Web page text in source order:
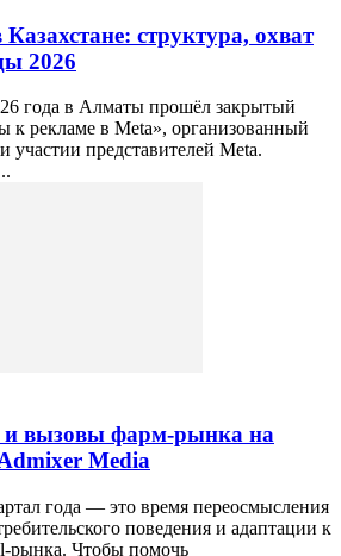
структура, охват
2026
года в Алматы прошёл закрытый
к рекламе в Meta», организованный
участии представителей Meta.
вызовы фарм-рынка на
Media
года — это время переосмысления
поведения и адаптации к
рынка. Чтобы помочь